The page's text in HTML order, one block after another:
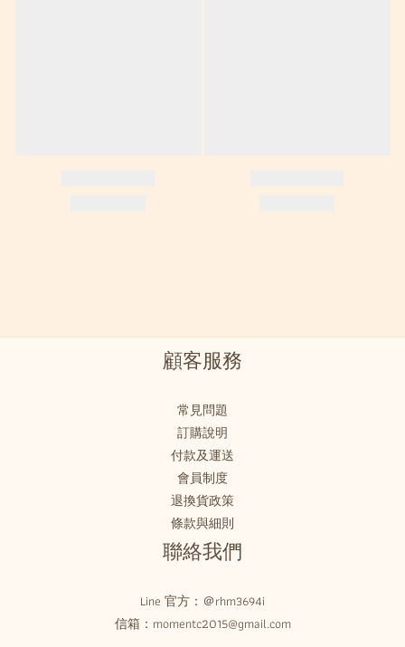
顧客服務
常見問題
訂購說明
付款及運送
會員制度
退換貨政策
條款與細則
聯絡我們
Line 官方： ＠rhm3694i
信箱：momentc2015@gmail.com